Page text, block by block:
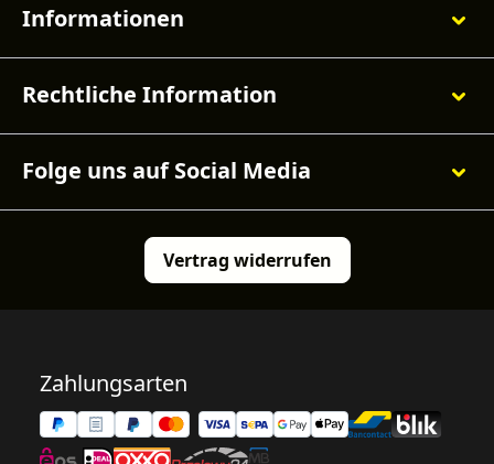
Informationen
Rechtliche Information
Folge uns auf Social Media
Vertrag widerrufen
Zahlungsarten